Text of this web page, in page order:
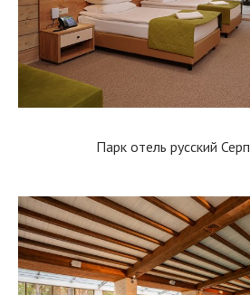
Парк отель русский